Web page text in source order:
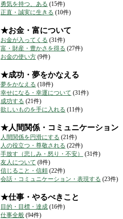
勇気を持つ、ある (15件)
正直・誠実に生きる (10件)
★お金・富について
お金が入ってくる (31件)
富・財産・豊かさを得る (27件)
お金の使い方 (9件)
★成功・夢をかなえる
夢をかなえる (18件)
幸せになる・幸運について (31件)
成功する (21件)
欲しいものを手に入れる (11件)
★人間関係・コミュニケーション
人間関係を円滑にする (21件)
人の役立つ・尊敬される (22件)
手放す（悲しみ・怒り・不安）
(31件)
友人について (8件)
信じること・信頼 (22件)
会話・コミュニケーション・表現する (23件)
★仕事・やるべきこと
目的・目標・達成 (16件)
仕事全般 (94件)